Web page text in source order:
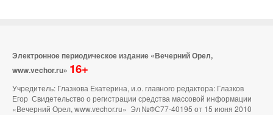
Электронное периодическое издание «Вечерний Орел,
www.vechor.ru» 16+
Учредитель: Глазкова Екатерина, и.о. главного редактора: Глазков
Егор Свидетельство о регистрации средства массовой информации
«Вечерний Орел, www.vechor.ru» Эл №ФС77-40195 от 15 июня 2010